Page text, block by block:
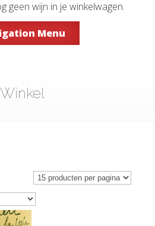
geen wijn in je winkelwagen.
Menu
Winkel